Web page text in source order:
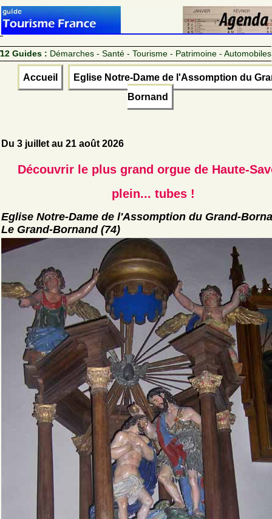
12 Guides : Démarches - Santé - Tourisme - Patrimoine - Automobiles
Accueil
Eglise Notre-Dame de l'Assomption du
Bornand
Du 3 juillet au 21 août 2026
Découvrir le plus grand orgue de Haute-
plein... tubes !
Eglise Notre-Dame de l'Assomption du Grand-
Le Grand-Bornand (74)